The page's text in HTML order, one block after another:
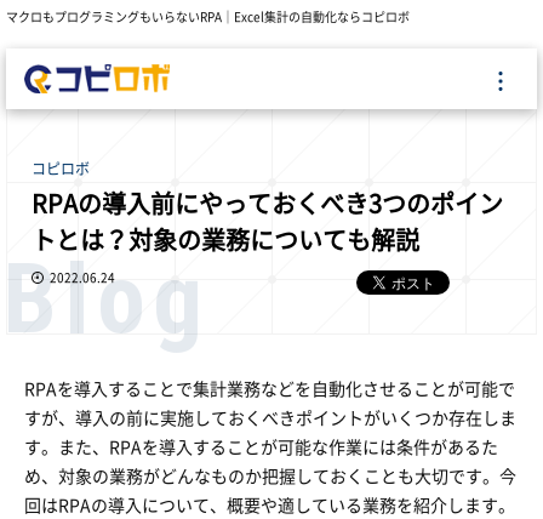
マクロもプログラミングもいらないRPA｜Excel集計の自動化ならコピロボ
コピロボ
RPAの導入前にやっておくべき3つのポイン
トとは？対象の業務についても解説
2022.06.24
Blog
RPAを導入することで集計業務などを自動化させることが可能で
すが、導入の前に実施しておくべきポイントがいくつか存在しま
す。また、RPAを導入することが可能な作業には条件があるた
め、対象の業務がどんなものか把握しておくことも大切です。今
回はRPAの導入について、概要や適している業務を紹介します。